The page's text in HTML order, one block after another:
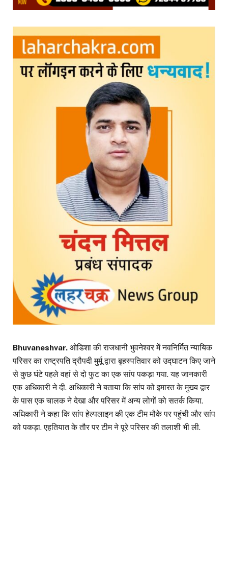
Bhuvaneshvar. ओडिशा की राजधानी भुवनेश्वर में नवनिर्मित न्यायिक
परिसर का राष्ट्रपति द्रौपदी मुर्मू द्वारा बृहस्पतिवार को उद्घाटन किए जाने
से कुछ घंटे पहले वहां से दो फुट का एक सांप पकड़ा गया. यह जानकारी
एक अधिकारी ने दी. अधिकारी ने बताया कि सांप को इमारत के मुख्य द्वार
के पास एक चालक ने देखा और परिसर में अन्य लोगों को सतर्क किया.
अधिकारी ने कहा कि सांप हेल्पलाइन की एक टीम मौके पर पहुंची और सांप
को पकड़ा. एहतियात के तौर पर टीम ने पूरे परिसर की तलाशी भी ली.